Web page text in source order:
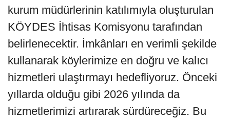
kurum müdürlerinin katılımıyla oluşturulan
KÖYDES İhtisas Komisyonu tarafından
belirlenecektir. İmkânları en verimli şekilde
kullanarak köylerimize en doğru ve kalıcı
hizmetleri ulaştırmayı hedefliyoruz. Önceki
yıllarda olduğu gibi 2026 yılında da
hizmetlerimizi artırarak sürdüreceğiz. Bu